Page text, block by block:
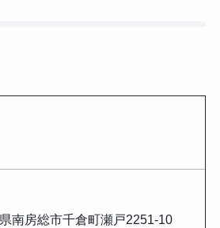
南房総市千倉町瀬戸2251-10